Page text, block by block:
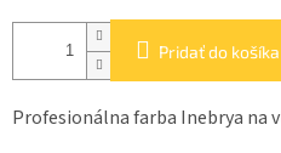
Pridať do košíka
Profesionálna farba Inebrya na